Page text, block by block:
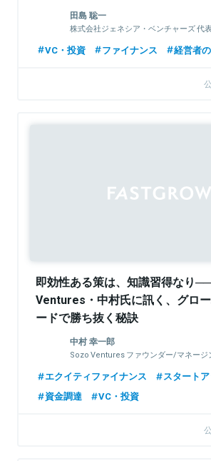
田島 聡一
株式会社ジェネシア・ベンチャーズ 代
VC・投資 ファイナンス 経営者
即効性ある策は、知識習得なり
Ventures・中村氏に訊く、グロ
ードで勝ち抜く秘訣
中村 幸一郎
Sozo Ventures ファウンダー/マネージ
エクイティファイナンス スタート
資金調達
VC・投資